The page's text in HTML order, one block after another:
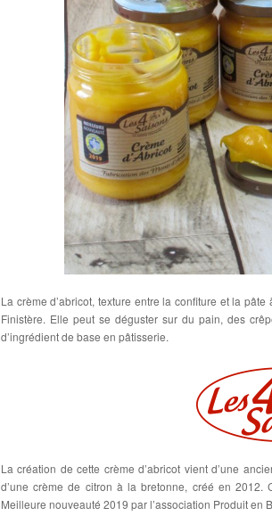
La crème d’abricot, texture entre la confiture et la
Finistère. Elle peut se déguster sur du pain, des
d’ingrédient de base en pâtisserie.
La création de cette crème d’abricot vient d’une
d’une crème de citron à la bretonne, créé en
Meilleure nouveauté 2019 par l’association Produit en